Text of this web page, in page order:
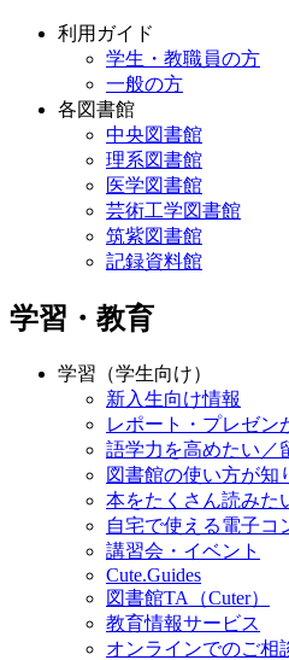
利用ガイド
学生・教職員の方
一般の方
各図書館
中央図書館
理系図書館
医学図書館
芸術工学図書館
筑紫図書館
記録資料館
学習・教育
学習（学生向け）
新入生向け情報
レポート・プレゼン
語学力を高めたい／
図書館の使い方が知
本をたくさん読みた
自宅で使える電子コ
講習会・イベント
Cute.Guides
図書館TA（Cuter）
教育情報サービス
オンラインでのご相